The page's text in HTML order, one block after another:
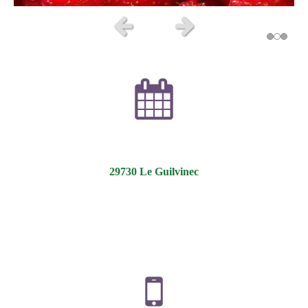
Slide précédent Slide suivant
29730 Le Guilvinec